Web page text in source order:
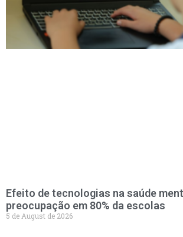
Efeito de tecnologias na saúde
preocupação em 80% da escolas
5 de August de 2026